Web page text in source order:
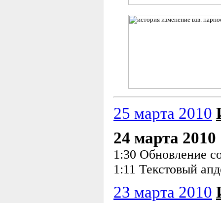
25 марта 2010
24 марта 2010
1:30 Обновление
1:11 Текстовый
23 марта 2010